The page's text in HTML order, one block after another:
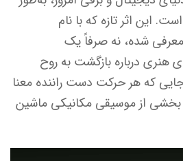
این اثر تازه که با نام
Capricorn 01 Zagato معرفی شده، نه صرفاً یک
هنری درباره بازگشت به روح
که هر حرکت دست راننده معنا
بخشی از موسیقی مکانیکی ماشین